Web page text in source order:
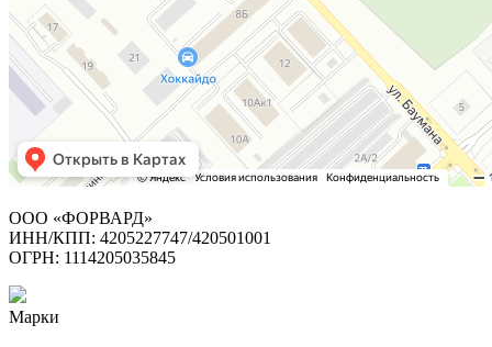
ООО «ФОРВАРД»
ИНН/КПП: 4205227747/420501001
ОГРН: 1114205035845
Марки